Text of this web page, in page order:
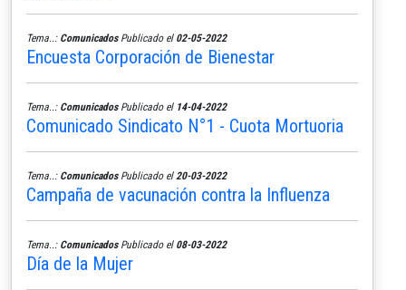
Tema..: ComunicadosPublicado el 02-05-2022
Encuesta Corporación de Bienestar
Tema..: ComunicadosPublicado el 14-04-2022
Comunicado Sindicato N°1 - Cuota Mortuoria
Tema..: ComunicadosPublicado el 20-03-2022
Campaña de vacunación contra la Influenza
Tema..: ComunicadosPublicado el 08-03-2022
Día de la Mujer